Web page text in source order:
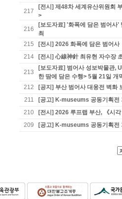
217
[전시] 제48차 세계유산위원회
>
216
[보도자료] '화폭에 담은 범어사'
최
215
[전시] 2026 화폭에 담은 범어사
214
[전시] 心線神針 최유현 자수장
213
[보도자료] 범어사 성보박물관,
한 땀에 담은 수행> 5월 21일 개
212
[공지] 부산 범어사 대웅전 벽화
211
[공고] K-museums 공동기획전
210
[전시] 2026 루프랩 부산, 《시
209
[공고] K-museums 공동기획전